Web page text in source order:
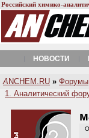
Российский химико-
НОВОСТИ
A NCHEM.RU » Форумы
1. Аналитический